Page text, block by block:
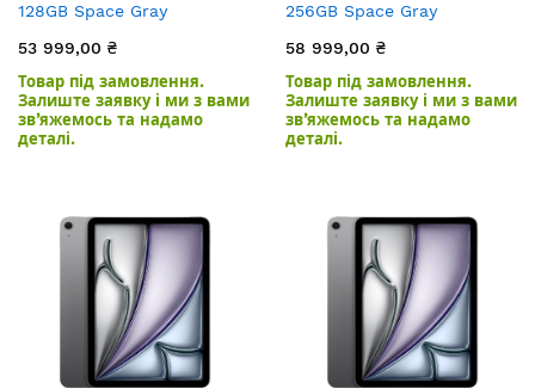
128GB Space Gray
53 999,00 ₴
Товар під замовлення.
Залиште заявку і ми з вами
зв’яжемось та надамо
деталі.
256GB Space Gray
58 999,00 ₴
Товар під замовлення.
Залиште заявку і ми з вами
зв’яжемось та надамо
деталі.